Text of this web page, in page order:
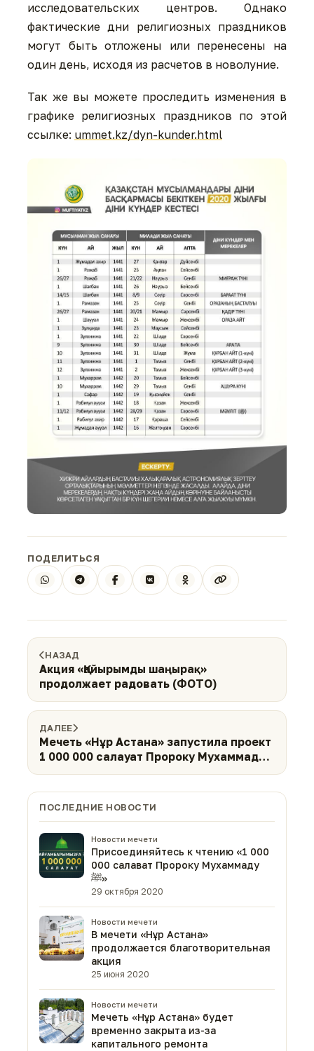
исследовательских центров. Однако
фактические дни религиозных праздников
могут быть отложены или перенесены на
один день, исходя из расчетов в новолуние.
Так же вы можете проследить изменения в
графике религиозных праздников по этой
ссылке: ummet.kz/dyn-kunder.html
ПОДЕЛИТЬСЯ
НАЗАД
Акция «Қайырымды шаңырақ»
продолжает радовать (ФОТО)
ДАЛЕЕ
Мечеть «Нұр Астана» запустила проект
1 000 000 салауат Пророку Мухаммаду
ﷺ
ПОСЛЕДНИЕ НОВОСТИ
Новости мечети
Присоединяйтесь к чтению «1 000
000 салават Пророку Мухаммаду
ﷺ»
29 октября 2020
Новости мечети
В мечети «Нұр Астана»
продолжается благотворительная
акция
25 июня 2020
Новости мечети
Мечеть «Нұр Астана» будет
временно закрыта из-за
капитального ремонта